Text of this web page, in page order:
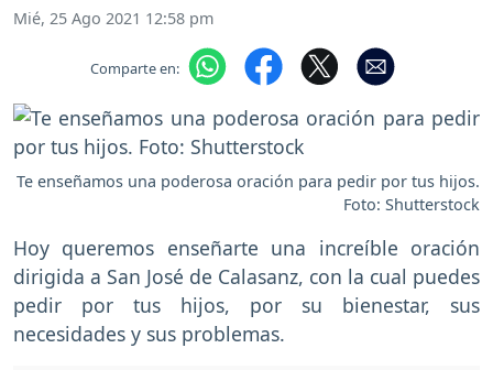
Mié, 25 Ago 2021 12:58 pm
Comparte en:
Te enseñamos una poderosa oración para pedir por tus hijos.
Foto: Shutterstock
Hoy queremos enseñarte una increíble oración
dirigida a San José de Calasanz, con la cual puedes
pedir por tus hijos, por su bienestar, sus
necesidades y sus problemas.